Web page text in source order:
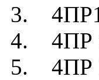
3.
4. 4ПР
5. 4ПР